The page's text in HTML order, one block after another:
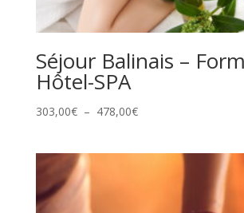
Séjour Balinais –
Hôtel-SPA
303,00€ – 478,00€Plage